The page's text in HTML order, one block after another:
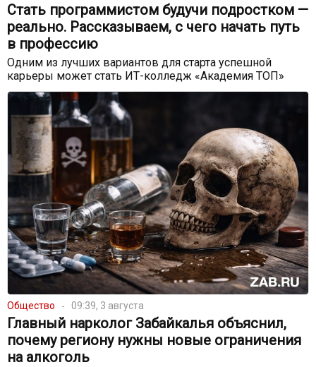
Стать программистом будучи подростком —
реально. Рассказываем, с чего начать путь
в профессию
Одним из лучших вариантов для старта успешной
карьеры может стать ИТ-колледж «Академия ТОП»
Общество 09:39, 3 августа
Главный нарколог Забайкалья объяснил,
почему региону нужны новые ограничения
на алкоголь